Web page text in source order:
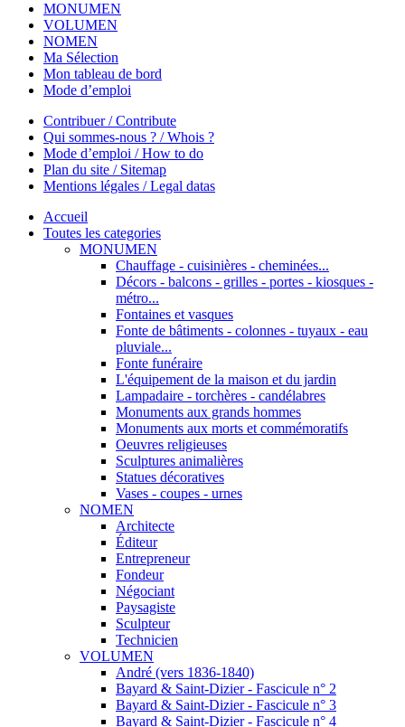
MONUMEN
VOLUMEN
NOMEN
Ma Sélection
Mon tableau de bord
Mode d’emploi
Contribuer / Contribute
Qui sommes-nous ? / Whois ?
Mode d’emploi / How to do
Plan du site / Sitemap
Mentions légales / Legal datas
Accueil
Toutes les categories
MONUMEN
Chauffage - cuisinières - cheminées...
Décors - balcons - grilles - portes - kiosques -
métro...
Fontaines et vasques
Fonte de bâtiments - colonnes - tuyaux - eau
pluviale...
Fonte funéraire
L'équipement de la maison et du jardin
Lampadaire - torchères - candélabres
Monuments aux grands hommes
Monuments aux morts et commémoratifs
Oeuvres religieuses
Sculptures animalières
Statues décoratives
Vases - coupes - urnes
NOMEN
Architecte
Éditeur
Entrepreneur
Fondeur
Négociant
Paysagiste
Sculpteur
Technicien
VOLUMEN
André (vers 1836-1840)
Bayard & Saint-Dizier - Fascicule n° 2
Bayard & Saint-Dizier - Fascicule n° 3
Bayard & Saint-Dizier - Fascicule n° 4